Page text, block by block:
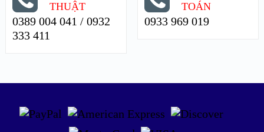
THUẬT
0389 004 041 / 0932
333 411
TOÁN
0933 969 019